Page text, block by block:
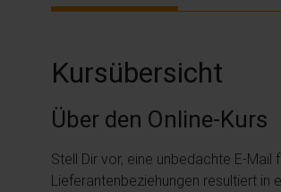
Kursübersicht
Über den Online-Kurs
Stell Dir vor, eine unbedachte E-
Lieferantenbeziehungen resultiert in